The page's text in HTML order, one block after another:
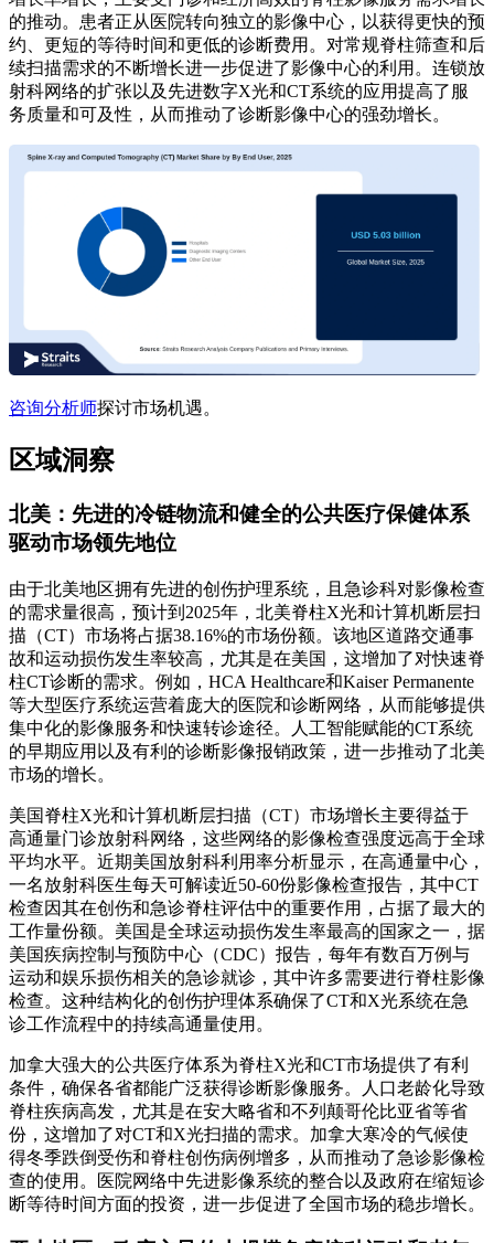
的推动。患者正从医院转向独立的影像中心，以获得更快的预
约、更短的等待时间和更低的诊断费用。对常规脊柱筛查和后
续扫描需求的不断增长进一步促进了影像中心的利用。连锁放
射科网络的扩张以及先进数字X光和CT系统的应用提高了服
务质量和可及性，从而推动了诊断影像中心的强劲增长。
咨询分析师探讨市场机遇。
区域洞察
北美：先进的冷链物流和健全的公共医疗保健体系
驱动市场领先地位
由于北美地区拥有先进的创伤护理系统，且急诊科对影像检查
的需求量很高，预计到2025年，北美脊柱X光和计算机断层扫
描（CT）市场将占据38.16%的市场份额。该地区道路交通事
故和运动损伤发生率较高，尤其是在美国，这增加了对快速脊
柱CT诊断的需求。例如，HCA Healthcare和Kaiser Permanente
等大型医疗系统运营着庞大的医院和诊断网络，从而能够提供
集中化的影像服务和快速转诊途径。人工智能赋能的CT系统
的早期应用以及有利的诊断影像报销政策，进一步推动了北美
市场的增长。
美国脊柱X光和计算机断层扫描（CT）市场增长主要得益于
高通量门诊放射科网络，这些网络的影像检查强度远高于全球
平均水平。近期美国放射科利用率分析显示，在高通量中心，
一名放射科医生每天可解读近50-60份影像检查报告，其中CT
检查因其在创伤和急诊脊柱评估中的重要作用，占据了最大的
工作量份额。美国是全球运动损伤发生率最高的国家之一，据
美国疾病控制与预防中心（CDC）报告，每年有数百万例与
运动和娱乐损伤相关的急诊就诊，其中许多需要进行脊柱影像
检查。这种结构化的创伤护理体系确保了CT和X光系统在急
诊工作流程中的持续高通量使用。
加拿大强大的公共医疗体系为脊柱X光和CT市场提供了有利
条件，确保各省都能广泛获得诊断影像服务。人口老龄化导致
脊柱疾病高发，尤其是在安大略省和不列颠哥伦比亚省等省
份，这增加了对CT和X光扫描的需求。加拿大寒冷的气候使
得冬季跌倒受伤和脊柱创伤病例增多，从而推动了急诊影像检
查的使用。医院网络中先进影像系统的整合以及政府在缩短诊
断等待时间方面的投资，进一步促进了全国市场的稳步增长。